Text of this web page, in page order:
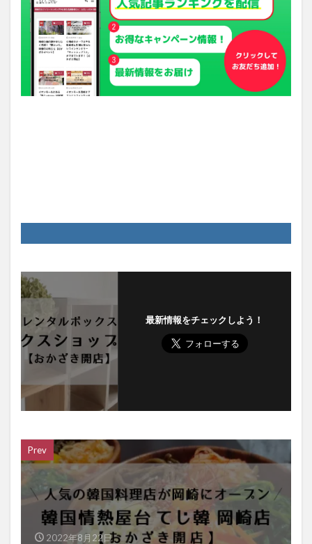
最新情報をチェックしよう！
Prev
2022年8月22日